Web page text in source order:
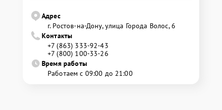
Адрес
г. Ростов-на-Дону, улица Города Волос, 6
Контакты
+7 (863) 333-92-43
+7 (800) 100-33-26
Время работы
Работаем с 09:00 до 21:00